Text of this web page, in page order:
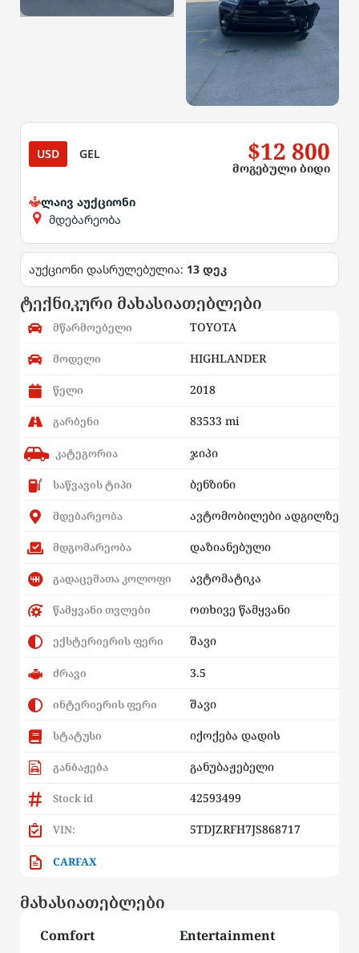
USD GEL $12 800
მოგებული ბიდი
ლაივ აუქციონი
მდებარეობა
აუქციონი დასრულებულია: 13 დეკ
ტექნიკური მახასიათებლები
მწარმოებელი TOYOTA
მოდელი HIGHLANDER
წელი 2018
გარბენი 83533 mi
კატეგორია ჯიპი
საწვავის ტიპი ბენზინი
მდებარეობა ავტომობილები ადგილზე
მდგომარეობა დაზიანებული
გადაცემათა კოლოფი ავტომატიკა
წამყვანი თვლები ოთხივე წამყვანი
ექსტერიერის ფერი შავი
ძრავი 3.5
ინტერიერის ფერი შავი
სტატუსი იქოქება დადის
განბაჟება განუბაჟებელი
Stock id 42593499
VIN: 5TDJZRFH7JS868717
CARFAX
მახასიათებლები
Comfort Entertainment